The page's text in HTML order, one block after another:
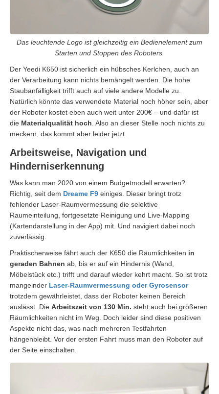
Das leuchtende Logo ist gleichzeitig ein Bedienelement zum
Starten und Stoppen des Roboters.
Der Yeedi K650 ist sicherlich ein hübsches Kerlchen, auch an
der Verarbeitung kann nichts bemängelt werden. Die hohe
Staubanfälligkeit trifft auch auf viele andere Modelle zu.
Natürlich könnte das verwendete Material noch höher sein, aber
der Roboter kostet eben auch weit unter 200€ – und dafür ist
die Materialqualität hoch . Also an dieser Stelle noch nichts zu
meckern, das kommt aber leider jetzt.
Arbeitsweise, Navigation und
Hinderniserkennung
Was kann man 2020 von einem Budgetmodell erwarten?
Richtig, seit dem Dreame F9 einiges. Dieser bringt trotz
fehlender Laser-Raumvermessung die selektive
Raumeinteilung, fortgesetzte Reinigung und Live-Mapping
(Kartendarstellung in der App) mit. Und navigiert dabei noch
zuverlässig.
Praktischerweise fährt auch der K650 die Räumlichkeiten in
geraden Bahnen ab, bis er auf ein Hindernis (Wand,
Möbelstück etc.) trifft und darauf wieder kehrt macht. So ist trotz
mangelnder Laser-Raumvermessung oder Gyrosensor
trotzdem gewährleistet, dass der Roboter keinen Bereich
auslässt. Die Arbeitszeit von 130 Min. steht auch bei größeren
Räumlichkeiten nicht im Weg. Doch leider sind diese positiven
Aspekte nicht das, was nach mehreren Testfahrten
hängenbleibt. Vor der ersten Fahrt muss man den Roboter auf
der Seite einschalten.